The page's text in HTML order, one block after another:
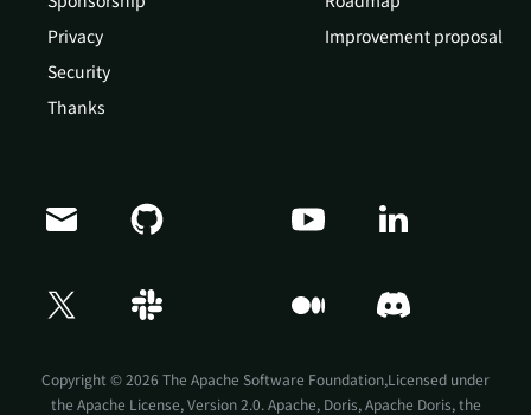
Privacy
Security
Thanks
Improvement proposal
Copyright © 2026 The Apache Software Foundation,Licensed under
the Apache License, Version 2.0. Apache, Doris, Apache Doris, the
Doris Summit 26